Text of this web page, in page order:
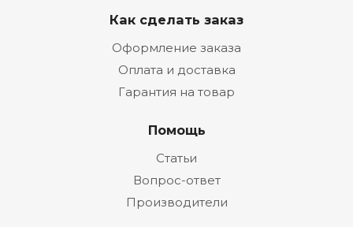
Как сделать заказ
Оформление заказа
Оплата и доставка
Гарантия на товар
Помощь
Статьи
Вопрос-ответ
Производители